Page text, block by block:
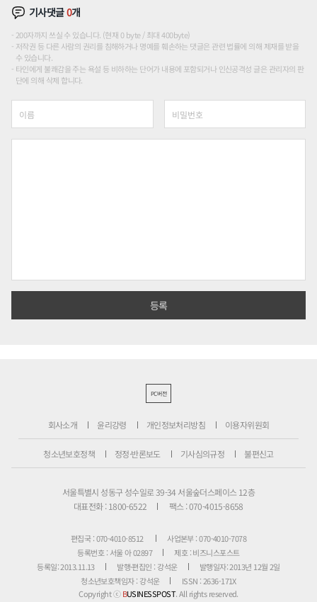
기사댓글0개
200자까지 쓰실 수 있습니다. (현재 0 byte / 최대 400byte)
저작권 등 다른 사람의 권리를 침해하거나 명예를 훼손하는 댓글은 관련 법률에 의해 제재를 받을
수 있습니다.
타인에게 불쾌감을 주는 욕설 등 비하하는 단어가 내용에 포함되거나 인신공격성 글은 관리자의 판
단에 의해 삭제 합니다.
PC버전
회사소개 윤리강령 개인정보처리방침 이용자위원회
청소년보호정책 정정·반론보도 기사심의규정 불편신고
서울특별시 성동구 성수일로 39-34 서울숲더스페이스 12층
대표전화 : 1800-6522
팩스 : 070-4015-8658
편집국 : 070-4010-8512
사업본부 : 070-4010-7078
등록번호 : 서울 아 02897
제호 : 비즈니스포스트
등록일: 2013.11.13
발행·편집인 : 강석운
발행일자: 2013년 12월 2일
청소년보호책임자 : 강석운
ISSN : 2636-171X
Copyright ⓒBUSINESSPOST. All rights reserved.